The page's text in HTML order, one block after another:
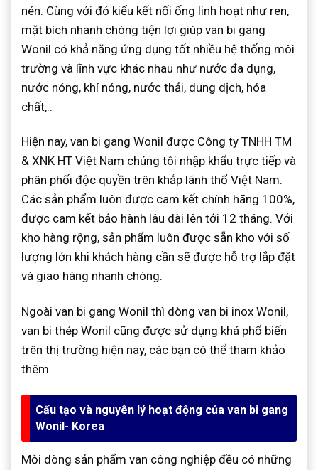
nén. Cùng với đó kiểu kết nối ống linh hoạt như ren,
mặt bích nhanh chóng tiện lợi giúp van bi gang
Wonil có khả năng ứng dụng tốt nhiều hệ thống môi
trường và lĩnh vực khác nhau như nước đa dụng,
nước nóng, khí nóng, nước thải, dung dịch, hóa
chất,..
Hiện nay, van bi gang Wonil được Công ty TNHH TM
& XNK HT Việt Nam chúng tôi nhập khẩu trực tiếp và
phân phối độc quyền trên khắp lãnh thổ Việt Nam.
Các sản phẩm luôn được cam kết chính hãng 100%,
được cam kết bảo hành lâu dài lên tới 12 tháng. Với
kho hàng rộng, sản phẩm luôn được sẵn kho với số
lượng lớn khi khách hàng cần sẽ được hỗ trợ lắp đặt
và giao hàng nhanh chóng.
Ngoài van bi gang Wonil thì dòng van bi inox Wonil,
van bi thép Wonil cũng được sử dụng khá phổ biến
trên thị trường hiện nay, các bạn có thể tham khảo
thêm.
Cấu tạo và nguyên lý hoạt động của van bi gang
Wonil- Korea
Mỗi dòng sản phẩm van công nghiệp đều có những